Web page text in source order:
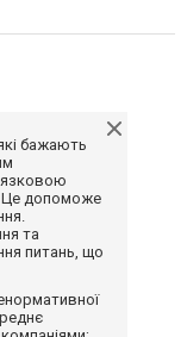
бажають
Це допоможе
та
питань, що